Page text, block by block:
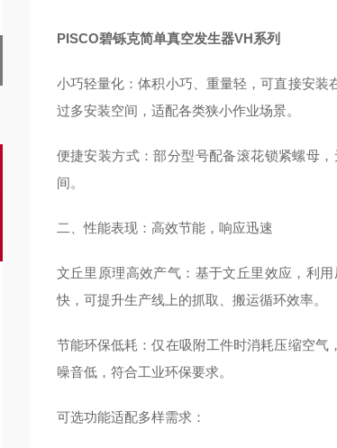
PISCO碧铄克简单真空发生器VH系列
小巧轻量化：体积小巧、重量轻，可直接安
过多安装空间，适配各类狭小作业场景。
便捷安装方式：部分型号配备滚花锁紧螺母
间。
二、性能表现：高效节能，响应迅速
文丘里原理高效产气：基于文丘里效应，利
快，可提升生产线上的抓取、搬运循环效率。
节能环保低耗：仅在吸附工件时消耗压缩空
噪音低，符合工业环保要求。
可选功能适配多样需求：